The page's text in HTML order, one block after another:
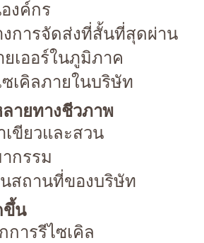
งค์กร
งการจัดส่งที่สั้นที่สุดผ่าน
เออร์ในภูมิภาค
ซเคิลภายในบริษัท
ายทางชีวภาพ
เขียวและสวน
กรรม
นสถานที่ของบริษัท
ขึ้น
การรีไซเคิล